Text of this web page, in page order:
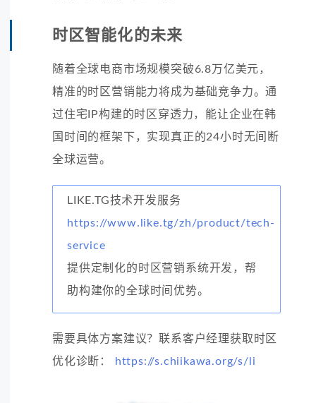
时区智能化的未来
随着全球电商市场规模突破6.8万亿美元，
精准的时区营销能力将成为基础竞争力。通
过住宅IP构建的时区穿透力，能让企业在韩
国时间的框架下，实现真正的24小时无间断
全球运营。
LIKE.TG技术开发服务
https://www.like.tg/zh/product/tech-
service
提供定制化的时区营销系统开发，帮
助构建你的全球时间优势。
需要具体方案建议？联系客户经理获取时区
优化诊断：
https://s.chiikawa.org/s/li